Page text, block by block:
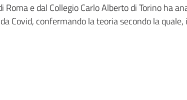
e dal Collegio Carlo Alberto di Torino ha
Covid, confermando la teoria secondo la